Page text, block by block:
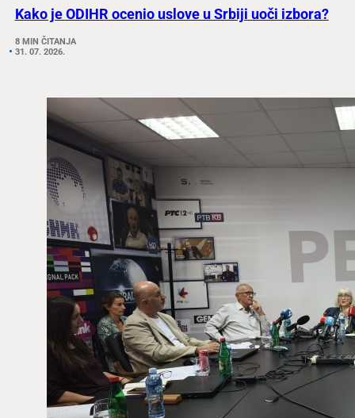
Kako je ODIHR ocenio uslove u Srbiji uoči izbora?
8 MIN ČITANJA
31. 07. 2026.